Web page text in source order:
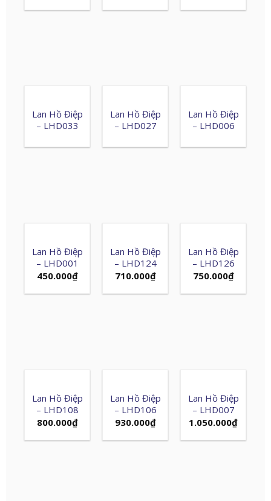
Lan Hồ Điệp
– LHD033
Lan Hồ Điệp
– LHD027
Lan Hồ Điệp
– LHD006
Lan Hồ Điệp
– LHD001
450.000₫
Lan Hồ Điệp
– LHD124
710.000₫
Lan Hồ Điệp
– LHD126
750.000₫
Lan Hồ Điệp
– LHD108
800.000₫
Lan Hồ Điệp
– LHD106
930.000₫
Lan Hồ Điệp
– LHD007
1.050.000₫